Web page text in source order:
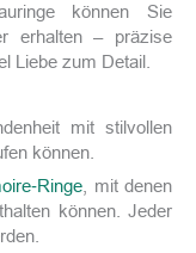
können Sie
erhalten – präzise
Liebe zum Detail.
mit stilvollen
können.
, mit denen
können. Jeder